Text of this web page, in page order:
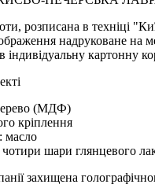
розписана в техніці
надруковане на
індивідуальну картонну
(МДФ)
кріплення
масло
шари глянцевого
захищена